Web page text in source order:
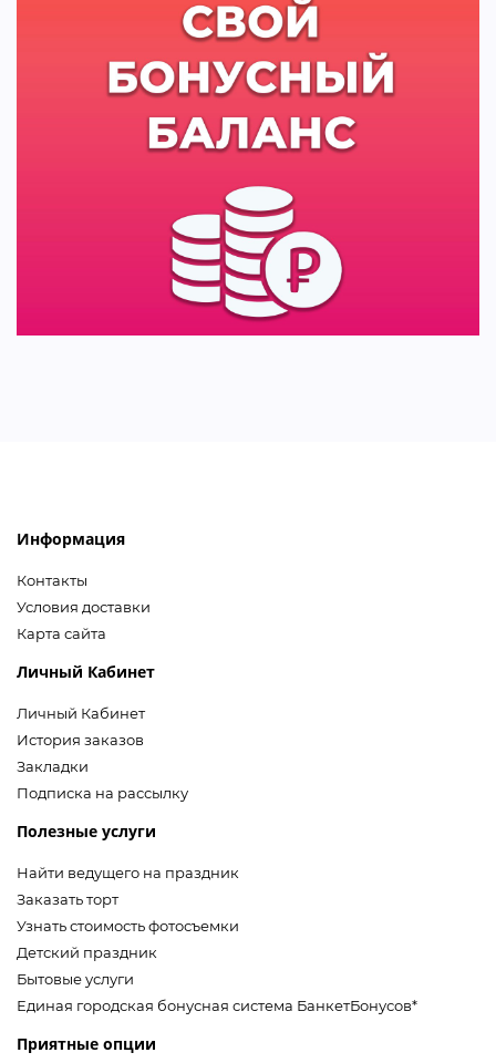
Информация
Контакты
Условия доставки
Карта сайта
Личный Кабинет
Личный Кабинет
История заказов
Закладки
Подписка на рассылку
Полезные услуги
Найти ведущего на праздник
Заказать торт
Узнать стоимость фотосъемки
Детский праздник
Бытовые услуги
Единая городская бонусная система БанкетБонусов*
Приятные опции